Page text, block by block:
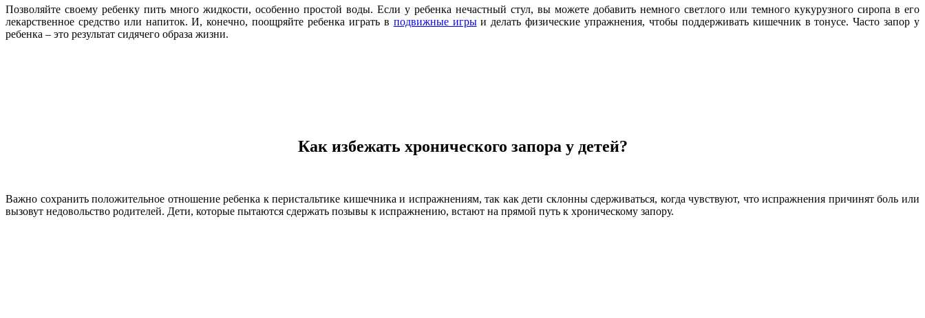
Позволяйте своему ребенку пить много жидкости, особенно простой воды. Если у ребенка нечастный стул, вы можете добавить немного светлого или темного кукурузного сиропа в его
лекарственное средство или напиток. И, конечно, поощряйте ребенка играть в подвижные игрыи делать физические упражнения, чтобы поддерживать кишечник в тонусе. Часто запор у
ребенка – это результат сидячего образа жизни.
Как избежать хронического запора у детей?
Важно сохранить положительное отношение ребенка к перистальтике кишечника и испражнениям, так как дети склонны сдерживаться, когда чувствуют, что испражнения причинят боль или
вызовут недовольство родителей. Дети, которые пытаются сдержать позывы к испражнению, встают на прямой путь к хроническому запору.